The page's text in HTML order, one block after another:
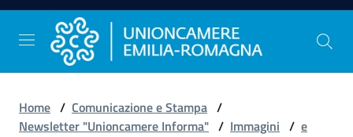
Vai al contenuto
Vai alla navigazione
Vai al footer
Comunicazione
Home / Comunicazione e Stampa /
Newsletter "Unioncamere Informa" / Immagini / e